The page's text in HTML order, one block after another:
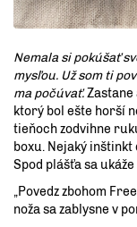
Nemala si pokúšať
mysľou. Už som ti
ma počúvať.Zastane
ktorý bol ešte horší
tieňoch zodvihne
boxu. Nejaký
Spod plášťa sa
„Povedz zbohom
noža sa zablysne v